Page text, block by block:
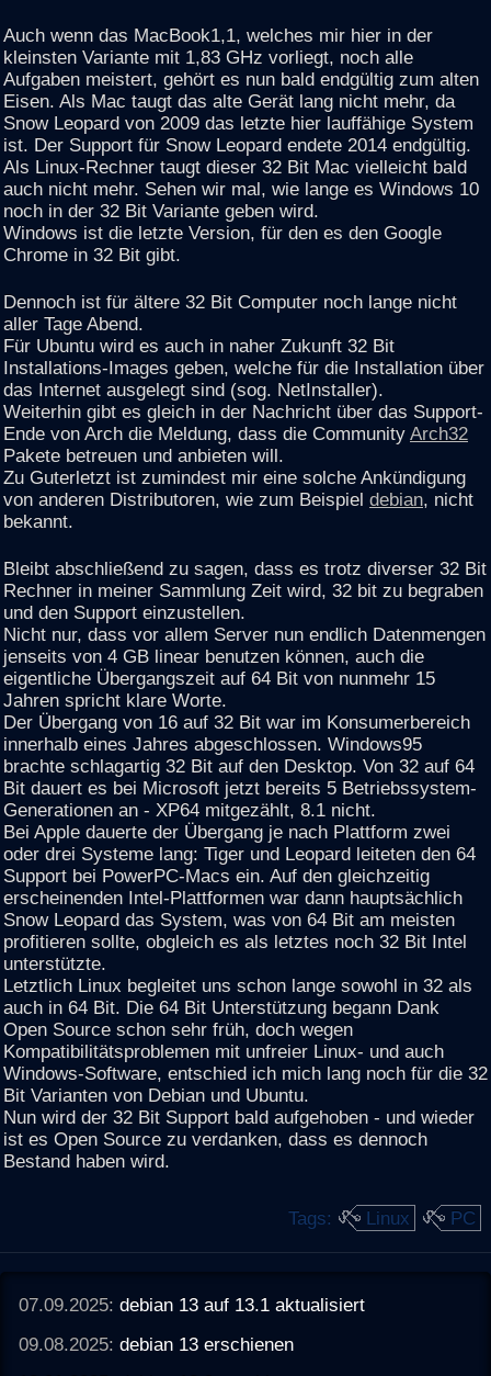
Auch wenn das MacBook1,1, welches mir hier in der
kleinsten Variante mit 1,83 GHz vorliegt, noch alle
Aufgaben meistert, gehört es nun bald endgültig zum alten
Eisen. Als Mac taugt das alte Gerät lang nicht mehr, da
Snow Leopard von 2009 das letzte hier lauffähige System
ist. Der Support für Snow Leopard endete 2014 endgültig.
Als Linux-Rechner taugt dieser 32 Bit Mac vielleicht bald
auch nicht mehr. Sehen wir mal, wie lange es Windows 10
noch in der 32 Bit Variante geben wird.
Windows ist die letzte Version, für den es den Google
Chrome in 32 Bit gibt.
Dennoch ist für ältere 32 Bit Computer noch lange nicht
aller Tage Abend.
Für Ubuntu wird es auch in naher Zukunft 32 Bit
Installations-Images geben, welche für die Installation über
das Internet ausgelegt sind (sog. NetInstaller).
Weiterhin gibt es gleich in der Nachricht über das Support-
Ende von Arch die Meldung, dass die Community Arch32
Pakete betreuen und anbieten will.
Zu Guterletzt ist zumindest mir eine solche Ankündigung
von anderen Distributoren, wie zum Beispiel debian, nicht
bekannt.
Bleibt abschließend zu sagen, dass es trotz diverser 32 Bit
Rechner in meiner Sammlung Zeit wird, 32 bit zu begraben
und den Support einzustellen.
Nicht nur, dass vor allem Server nun endlich Datenmengen
jenseits von 4 GB linear benutzen können, auch die
eigentliche Übergangszeit auf 64 Bit von nunmehr 15
Jahren spricht klare Worte.
Der Übergang von 16 auf 32 Bit war im Konsumerbereich
innerhalb eines Jahres abgeschlossen. Windows95
brachte schlagartig 32 Bit auf den Desktop. Von 32 auf 64
Bit dauert es bei Microsoft jetzt bereits 5 Betriebssystem-
Generationen an - XP64 mitgezählt, 8.1 nicht.
Bei Apple dauerte der Übergang je nach Plattform zwei
oder drei Systeme lang: Tiger und Leopard leiteten den 64
Support bei PowerPC-Macs ein. Auf den gleichzeitig
erscheinenden Intel-Plattformen war dann hauptsächlich
Snow Leopard das System, was von 64 Bit am meisten
profitieren sollte, obgleich es als letztes noch 32 Bit Intel
unterstützte.
Letztlich Linux begleitet uns schon lange sowohl in 32 als
auch in 64 Bit. Die 64 Bit Unterstützung begann Dank
Open Source schon sehr früh, doch wegen
Kompatibilitätsproblemen mit unfreier Linux- und auch
Windows-Software, entschied ich mich lang noch für die 32
Bit Varianten von Debian und Ubuntu.
Nun wird der 32 Bit Support bald aufgehoben - und wieder
ist es Open Source zu verdanken, dass es dennoch
Bestand haben wird.
Tags: Linux PC
07.09.2025:debian 13 auf 13.1 aktualisiert
09.08.2025:debian 13 erschienen